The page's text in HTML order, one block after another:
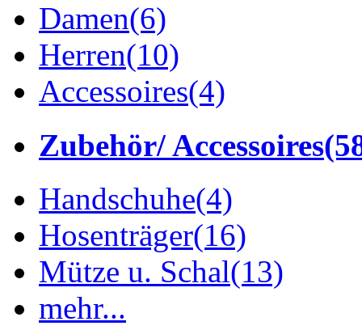
Damen(6)
Herren(10)
Accessoires(4)
Zubehör/ Accessoires
Handschuhe(4)
Hosenträger(16)
Mütze u. Schal(13)
mehr...